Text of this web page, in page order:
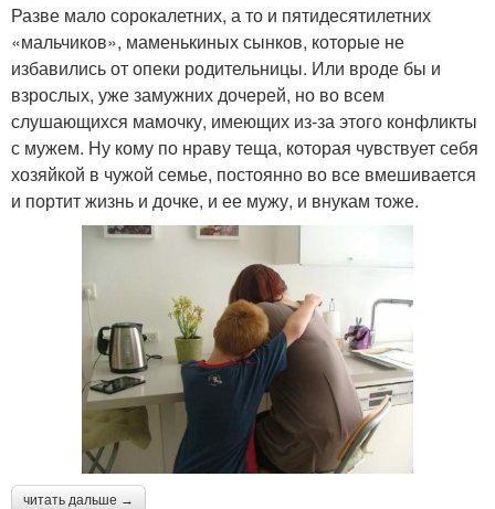
Разве мало сорокалетних, а то и пятидесятилетних
«мальчиков», маменькиных сынков, которые не
избавились от опеки родительницы. Или вроде бы и
взрослых, уже замужних дочерей, но во всем
слушающихся мамочку, имеющих из-за этого конфликты
с мужем. Ну кому по нраву теща, которая чувствует себя
хозяйкой в чужой семье, постоянно во все вмешивается
и портит жизнь и дочке, и ее мужу, и внукам тоже.
читать дальше →